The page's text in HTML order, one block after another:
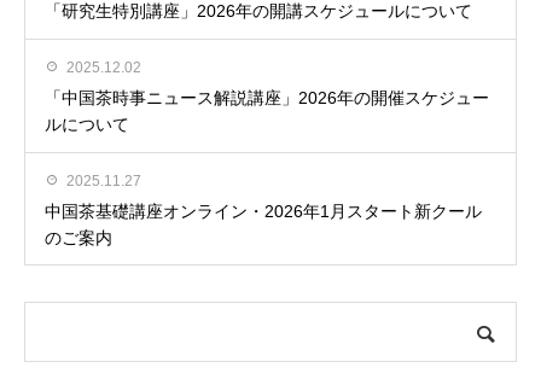
「研究生特別講座」2026年の開講スケジュールについて
2025.12.02
「中国茶時事ニュース解説講座」2026年の開催スケジュー
ルについて
2025.11.27
中国茶基礎講座オンライン・2026年1月スタート新クール
のご案内